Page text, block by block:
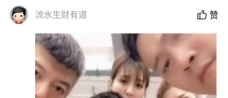
流水生财有道 赞